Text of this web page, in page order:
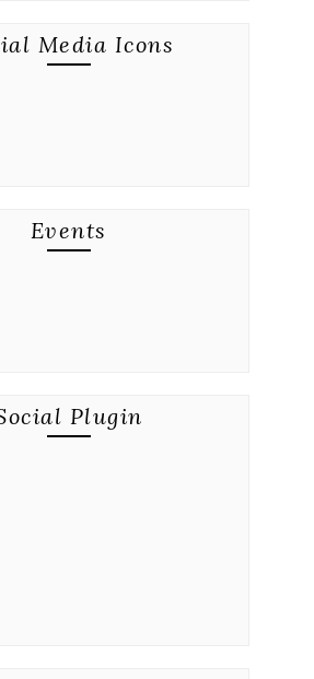
Media Icons
Events
Plugin